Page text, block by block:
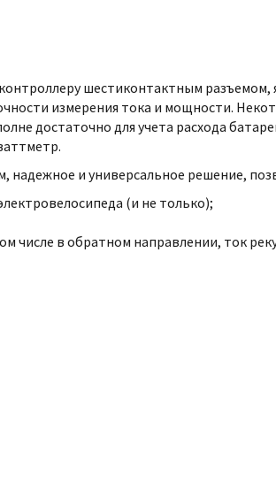
шестиконтактным разъемом,
измерения тока и мощности.
достаточно для учета расхода
и универсальное решение,
(и не только);
числе в обратном направлении, ток